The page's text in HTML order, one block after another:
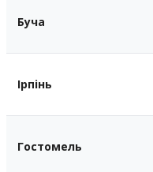
Буча
Ірпінь
Гостомель